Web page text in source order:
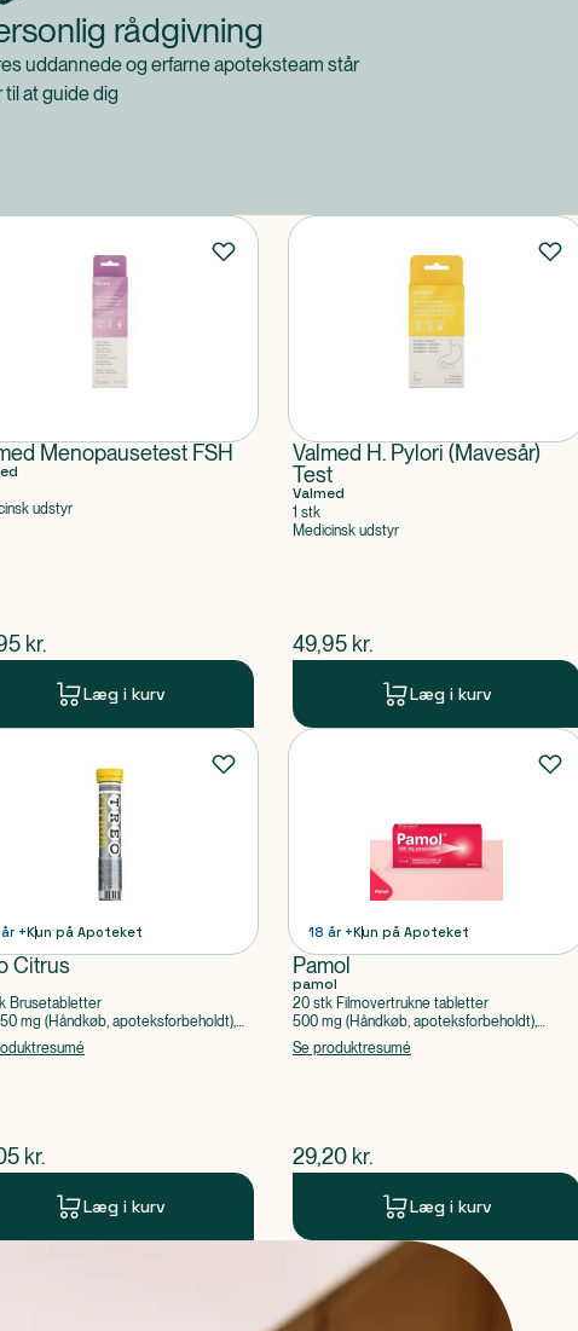
rådgivning
uddannede og erfarne apoteksteam står
til at guide dig
Menopausetest FSH
udstyr
pris
kr.
Læg i kurv
Valmed H. Pylori (Mavesår)
Test
Valmed
1 stk
Medicinsk udstyr
$nuværende pris
49,95 kr.
Læg i kurv
+Kun på Apoteket
Citrus
Brusetabletter
mg (Håndkøb, apoteksforbeholdt),
Caffein
pris
kr.
Læg i kurv
18 år +Kun på Apoteket
Pamol
pamol
20 stk Filmovertrukne tabletter
500 mg (Håndkøb, apoteksforbeholdt),
Paracetamol
Se produktresumé
$nuværende pris
29,20 kr.
Læg i kurv